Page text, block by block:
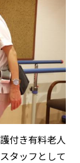
付き有料老人
タッフとして